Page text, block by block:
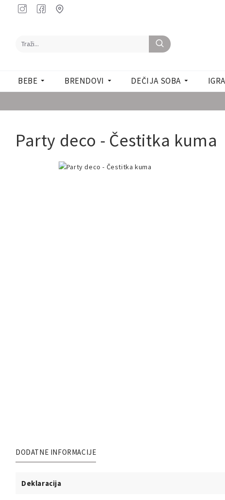
BEBE BRENDOVI DEČIJA SOBA
Party deco - Čestitka kuma
DODATNE INFORMACIJE
Deklaracija